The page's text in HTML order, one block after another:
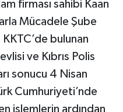
firması sahibi Kaan
Mücadele Şube
bulunan
ve Kıbrıs Polis
sonucu 4 Nisan
Cumhuriyeti’nde
işlemlerin ardından